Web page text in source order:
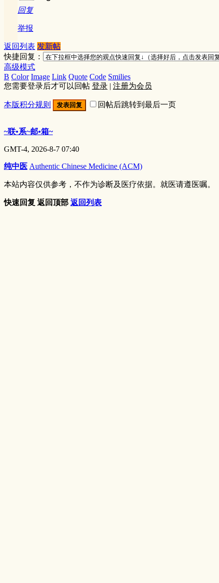
回复
举报
返回列表 发新帖
快捷回复：
高级模式
B Color Image Link Quote Code Smilies
您需要登录后才可以回帖 登录 | 注册为会员
本版积分规则 发表回复 回帖后跳转到最后一页
~联•系~邮•箱~
GMT-4, 2026-8-7 07:40
纯中医 Authentic Chinese Medicine (ACM)
本站内容仅供参考，不作为诊断及医疗依据。就医请遵医嘱。
快速回复 返回顶部 返回列表